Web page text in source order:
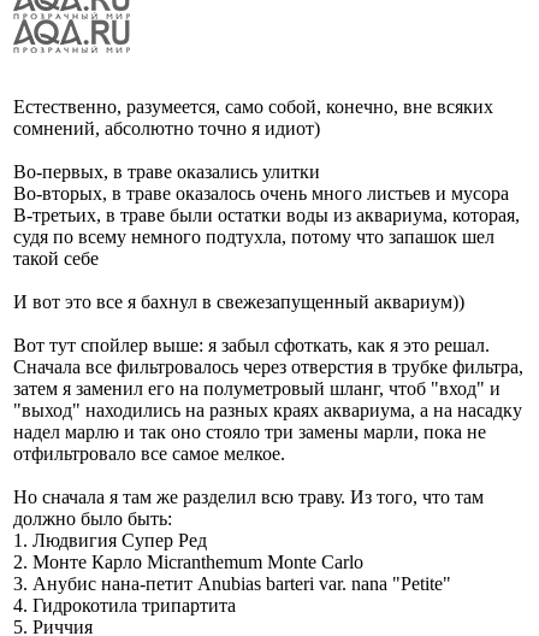
Естественно, разумеется, само собой, конечно, вне всяких
сомнений, абсолютно точно я идиот)
Во-первых, в траве оказались улитки
Во-вторых, в траве оказалось очень много листьев и мусора
В-третьих, в траве были остатки воды из аквариума, которая,
судя по всему немного подтухла, потому что запашок шел
такой себе
И вот это все я бахнул в свежезапущенный аквариум))
Вот тут спойлер выше: я забыл сфоткать, как я это решал.
Сначала все фильтровалось через отверстия в трубке фильтра,
затем я заменил его на полуметровый шланг, чтоб "вход" и
"выход" находились на разных краях аквариума, а на насадку
надел марлю и так оно стояло три замены марли, пока не
отфильтровало все самое мелкое.
Но сначала я там же разделил всю траву. Из того, что там
должно было быть:
1. Людвигия Супер Ред
2. Монте Карло Micranthemum Monte Carlo
3. Анубис нана-петит Anubias barteri var. nana "Petite"
4. Гидрокотила трипартита
5. Риччия